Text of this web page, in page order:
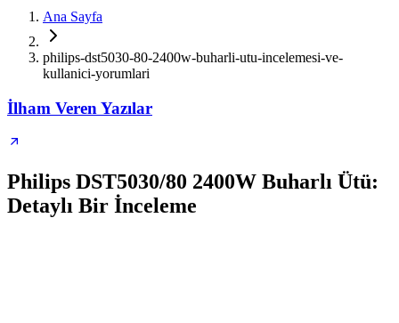
Ana Sayfa
philips-dst5030-80-2400w-buharli-utu-incelemesi-ve-
kullanici-yorumlari
İlham Veren Yazılar
Philips DST5030/80 2400W Buharlı Ütü:
Detaylı Bir İnceleme